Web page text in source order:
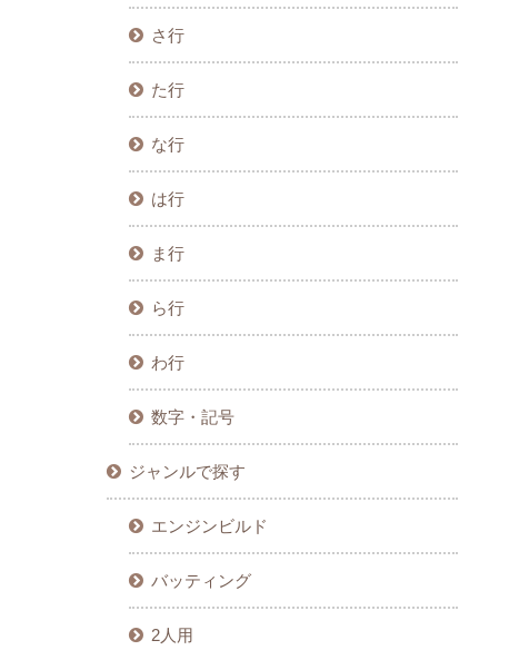
さ行
た行
な行
は行
ま行
ら行
わ行
数字・記号
ジャンルで探す
エンジンビルド
バッティング
2人用